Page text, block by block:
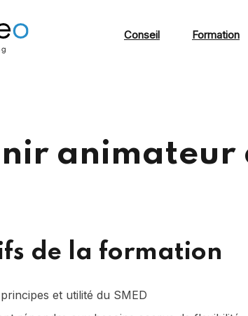
Conseil Formation
animateur
de la formation
et utilité du SMED